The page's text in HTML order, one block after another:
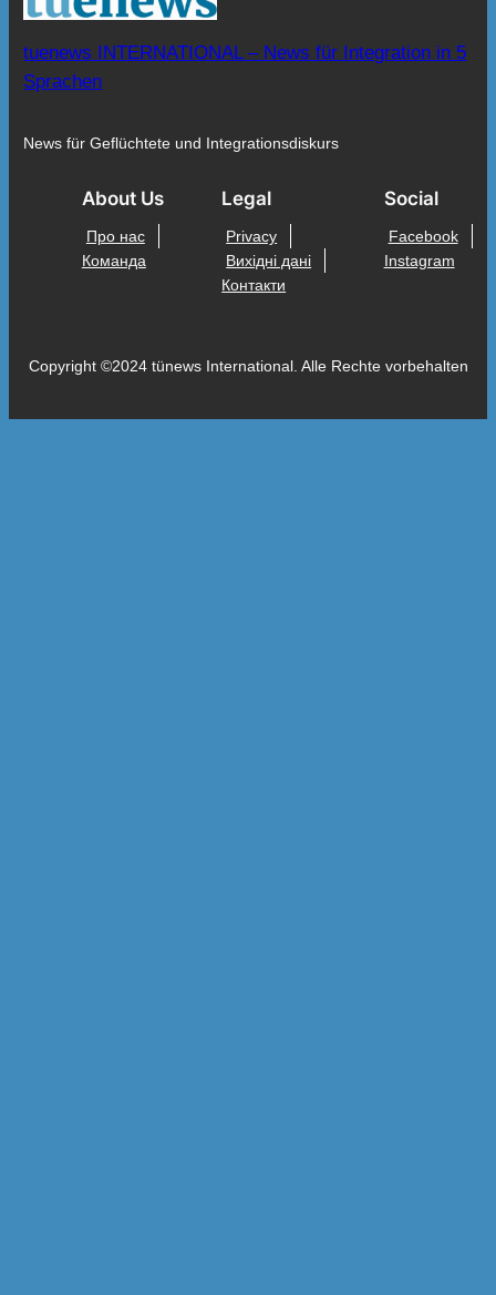
tuenews INTERNATIONAL – News für Integration in 5
Sprachen
News für Geflüchtete und Integrationsdiskurs
About Us
Про нас
Команда
Legal
Privacy
Вихідні дані
Контакти
Social
Facebook
Instagram
Copyright ©2024 tünews International. Alle Rechte vorbehalten